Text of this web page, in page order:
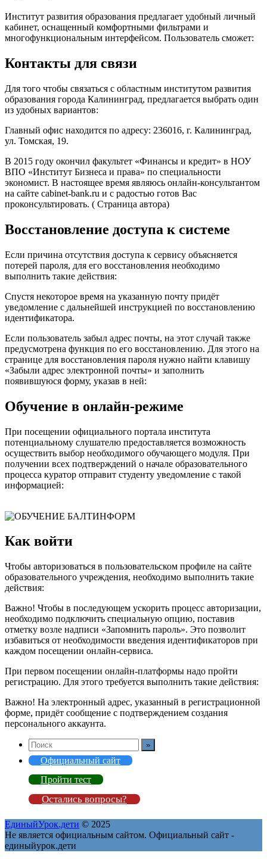
Институт развития образования предлагает удобный личный
кабинет, оснащенный комфортными фильтрами и
многофункциональным интерфейсом. Пользователь сможет:
Контакты для связи
Для того чтобы связаться с областным институтом развития
образования города Калининград, предлагается выбрать один
из удобных вариантов:
Главный офис находится по адресу: 236016, г. Калининград,
ул. Томская, 19.
В 2015 году окончил факультет «Финансы и кредит» в НОУ
ВПО «Институт Бизнеса и права» по специальности
экономист. В настоящее время являюсь онлайн-консультантом
на сайте cabinet-bank.ru и с радостью готов Вас
проконсультировать. ( Страница автора)
Восстановление доступа к системе
Если причина отсутствия доступа к сервису объясняется
потерей пароля, для его восстановления необходимо
выполнить такие действия:
Спустя некоторое время на указанную почту придёт
уведомление с дальнейшей инструкцией по восстановлению
идентификатора.
Если пользователь забыл адрес почты, на этот случай также
предусмотрена функция по его восстановлению. Для этого на
странице для восстановления пароля нужно найти клавишу
«Забыли адрес электронной почты» и заполнить
появившуюся форму, указав в ней:
Обучение в онлайн-режиме
При посещении официального портала института
потенциальному слушателю предоставляется возможность
осуществить выбор необходимого обучающего модуля. При
получении всех подтверждений о начале образовательного
процесса куратор отправит студенту уведомление с такой
информацией:
Как войти
Чтобы авторизоваться в пользовательском профиле на сайте
образовательного учреждения, необходимо выполнить такие
действия:
Важно! Чтобы в последующем ускорить процесс авторизации,
необходимо подключить специальную опцию, поставив
отметку возле надписи «Запомнить пароль». Это позволит
избавиться от необходимости введения идентификаторов при
каждом посещении онлайн-сервиса.
При первом посещении онлайн-платформы надо пройти
регистрацию. Для этого требуется выполнить такие действия:
Важно! На электронный адрес, указанный в регистрационной
форме, придёт сообщение с подтверждением создания
персонального аккаунта.
Официальный сайт
Пройти тест
Остались вопросы?
ЕдиныйУрок.дети © 2025
Не является официальным сайтом. Официальный сайт -
единыйурок.дети